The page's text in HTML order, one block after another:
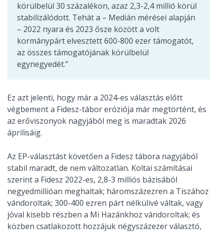
körülbelül 30 százalékon, azaz 2,3-2,4 millió körül
stabilizálódott. Tehát a – Medián mérései alapján
– 2022 nyara és 2023 ősze között a volt
kormánypárt elvesztett 600-800 ezer támogatót,
az összes támogatójának körülbelül
egynegyedét.”
Ez azt jelenti, hogy már a 2024-es választás előtt
végbement a Fidesz-tábor eróziója már megtörtént, és
az erőviszonyok nagyjából meg is maradtak 2026
áprilisáig.
Az EP-választást követően a Fidesz tábora nagyjából
stabil maradt, de nem változatlan. Koltai számításai
szerint a Fidesz 2022-es, 2,8-3 milliós bázisából
negyedmillióan meghaltak; háromszázezren a Tiszához
vándoroltak; 300-400 ezren párt nélkülivé váltak, vagy
jóval kisebb részben a Mi Hazánkhoz vándoroltak; és
közben csatlakozott hozzájuk négyszázezer választó,